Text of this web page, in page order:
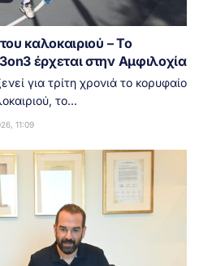
καλοκαιριού – Το
έρχεται στην Αμφιλοχία
για τρίτη χρονιά το κορυφαίο
το...
11:09